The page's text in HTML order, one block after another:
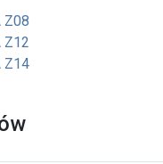
Z08
Z12
Z14